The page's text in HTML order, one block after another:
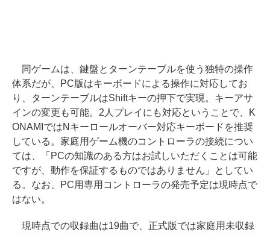
同ゲームは、鍵盤とターンテーブルを使う独特の操作
体系だが、PC版はキーボードによる操作に対応してお
り、ターンテーブルはShiftキーの押下で実現。キーアサ
インの変更も可能。2人プレイにも対応ということで、K
ONAMIではNキーロールオーバー対応キーボードを推奨
している。家庭用ゲーム機のコントローラの接続につい
ては、「PCの知識のある方はお試しいただくことは可能
ですが、動作を保証するものではありません」としてい
る。なお、PC用専用コントローラの発売予定は現時点で
はない。
現時点での収録曲は19曲で、正式版では家庭用未収録